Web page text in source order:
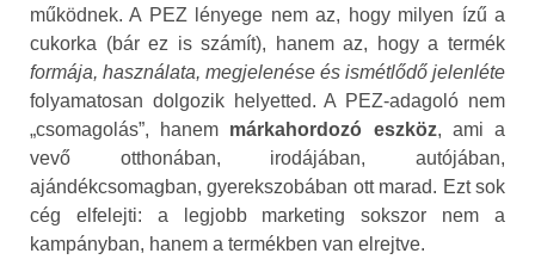
működnek. A PEZ lényege nem az, hogy milyen ízű a
cukorka (bár ez is számít), hanem az, hogy a termék
formája, használata, megjelenése és ismétlődő jelenléte
folyamatosan dolgozik helyetted. A PEZ-adagoló nem
„csomagolás”, hanem márkahordozó eszköz, ami a
vevő otthonában, irodájában, autójában,
ajándékcsomagban, gyerekszobában ott marad. Ezt sok
cég elfelejti: a legjobb marketing sokszor nem a
kampányban, hanem a termékben van elrejtve.